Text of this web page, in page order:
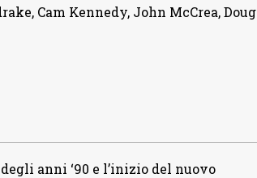
Cam Kennedy, John McCrea, Doug
anni ‘90 e l’inizio del nuovo